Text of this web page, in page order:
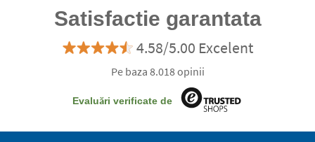
Satisfactie garantata
4.58/5.00 Excelent
Pe baza 8.018 opinii
Evaluări verificate de